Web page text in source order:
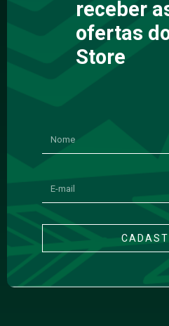
receber
ofertas
Store